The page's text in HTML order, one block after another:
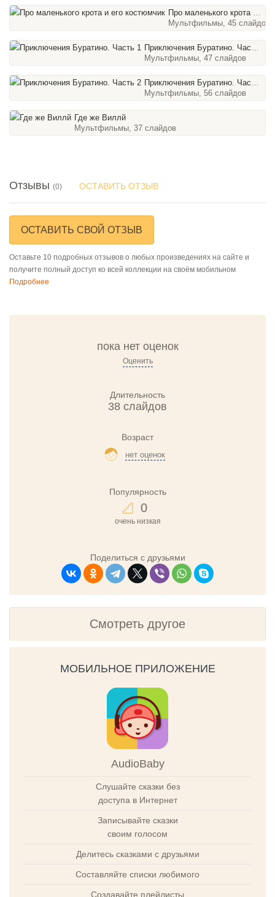
Про маленького крота и его костюмчик
Мультфильмы, 45 слайдов
Приключения Буратино. Часть 1
Мультфильмы, 47 слайдов
Приключения Буратино. Часть 2
Мультфильмы, 56 слайдов
Где же Виллй
Мультфильмы, 37 слайдов
Отзывы (0) ОСТАВИТЬ ОТЗЫВ
ОСТАВИТЬ СВОЙ ОТЗЫВ
Оставьте 10 подробных отзывов о любых произведениях на сайте и
получите полный доступ ко всей коллекции на своём мобильном
Подробнее
пока нет оценок
Оценить
Длительность
38 слайдов
Возраст
нет оценок
Популярность
0
очень низкая
Поделиться с друзьями
Смотреть другое
МОБИЛЬНОЕ ПРИЛОЖЕНИЕ
AudioBaby
Слушайте сказки без
доступа в Интернет
Записывайте сказки
своим голосом
Делитесь сказками с друзьями
Составляйте списки любимого
Создавайте плейлисты